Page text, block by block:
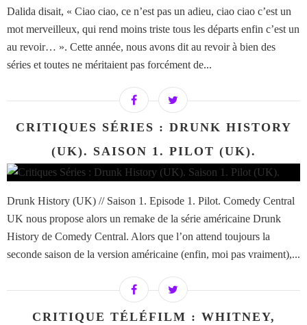
Dalida disait, « Ciao ciao, ce n’est pas un adieu, ciao ciao c’est un
mot merveilleux, qui rend moins triste tous les départs enfin c’est un
au revoir… ». Cette année, nous avons dit au revoir à bien des
séries et toutes ne méritaient pas forcément de...
CRITIQUES SÉRIES : DRUNK HISTORY
(UK). SAISON 1. PILOT (UK).
Drunk History (UK) // Saison 1. Episode 1. Pilot. Comedy Central
UK nous propose alors un remake de la série américaine Drunk
History de Comedy Central. Alors que l’on attend toujours la
seconde saison de la version américaine (enfin, moi pas vraiment),...
CRITIQUE TÉLÉFILM : WHITNEY,